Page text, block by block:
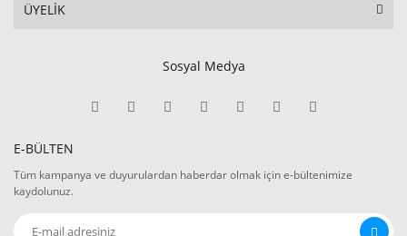
ÜYELİK
Sosyal Medya
E-BÜLTEN
Tüm kampanya ve duyurulardan haberdar olmak için e-bültenimize
kaydolunuz.